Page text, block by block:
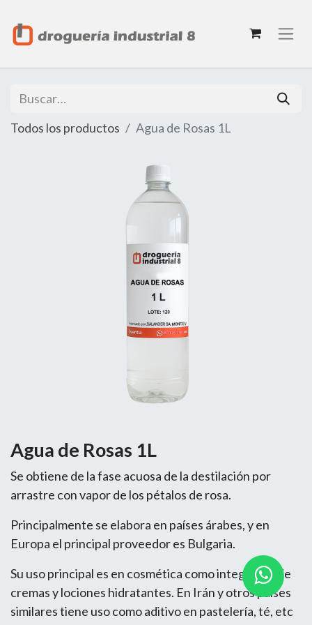
Todos los productos Agua de Rosas 1L
Agua de Rosas 1L
Se obtiene de la fase acuosa de la destilación por
arrastre con vapor de los pétalos de rosa.
Principalmente se elabora en países árabes, y en
Europa el principal proveedor es Bulgaria.
Su uso principal es en cosmética como integrante de
cremas y lociones hidratantes. En Irán y otros países
similares tiene uso como aditivo en pastelería, té, etc